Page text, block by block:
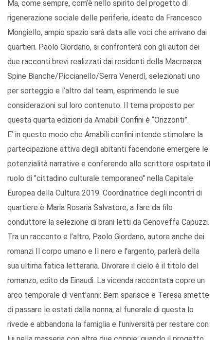
Ma, come sempre, com’è nello spirito del progetto di
rigenerazione sociale delle periferie, ideato da Francesco
Mongiello, ampio spazio sarà data alle voci che arrivano dai
quartieri. Paolo Giordano, si confronterà con gli autori dei
due racconti brevi realizzati dai residenti della Macroarea
Spine Bianche/Piccianello/Serra Venerdì, selezionati uno
per sorteggio e l’altro dal team, esprimendo le sue
considerazioni sul loro contenuto. Il tema proposto per
questa quarta edizioni da Amabili Confini è “Orizzonti”.
E’ in questo modo che Amabili confini intende stimolare la
partecipazione attiva degli abitanti facendone emergere le
potenzialità narrative e conferendo allo scrittore ospitato il
ruolo di "cittadino culturale temporaneo" nella Capitale
Europea della Cultura 2019. Coordinatrice degli incontri di
quartiere è Maria Rosaria Salvatore, a fare da filo
conduttore la selezione di brani letti da Genoveffa Capuzzi.
Tra un racconto e l’altro, Paolo Giordano, autore anche dei
romanzi Il corpo umano e Il nero e l'argento, parlerà della
sua ultima fatica letteraria. Divorare il cielo è il titolo del
romanzo, edito da Einaudi. La vicenda raccontata copre un
arco temporale di vent'anni: Bern sparisce e Teresa smette
di passare le estati dalla nonna; al funerale di questa lo
rivede e abbandona la famiglia e l'università per restare con